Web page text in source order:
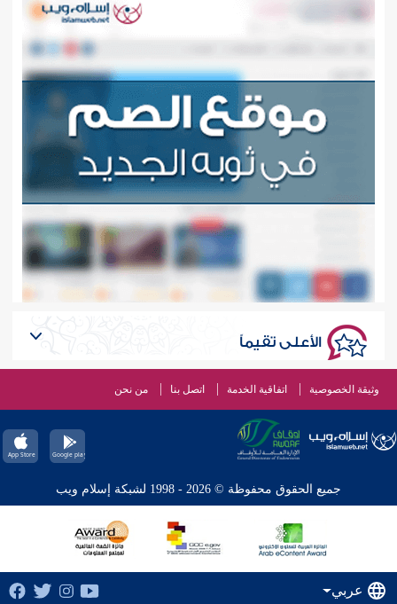
الأعلى تقيماً
وثيقة الخصوصية اتفاقية الخدمة اتصل بنا من نحن
جميع الحقوق محفوظة © 2026 - 1998 لشبكة إسلام ويب
عربي